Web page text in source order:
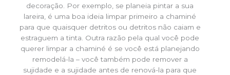
decoração. Por exemplo, se planeia pintar a sua
lareira, é uma boa ideia limpar primeiro a chaminé
para que quaisquer detritos ou detritos não caiam e
estraguem a tinta. Outra razão pela qual você pode
querer limpar a chaminé é se você está planejando
remodelá-la – você também pode remover a
sujidade e a sujidade antes de renová-la para que